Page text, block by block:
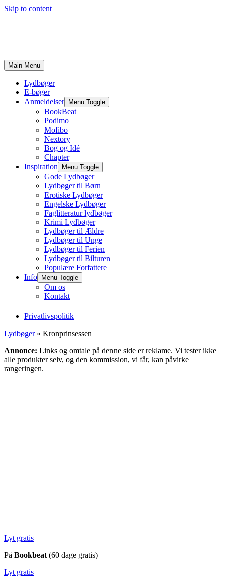
Skip to content
Main Menu
Lydbøger
E-bøger
Anmeldelser
Menu Toggle
BookBeat
Podimo
Mofibo
Nextory
Bog og Idé
Chapter
Inspiration
Menu Toggle
Gode Lydbøger
Lydbøger til Børn
Erotiske Lydbøger
Engelske Lydbøger
Faglitteratur lydbøger
Krimi Lydbøger
Lydbøger til Ældre
Lydbøger til Unge
Lydbøger til Ferien
Lydbøger til Bilturen
Populære Forfattere
Info
Menu Toggle
Om os
Kontakt
Privatlivspolitik
Lydbøger» Kronprinsessen
Annonce: Links og omtale på denne side er reklame. Vi tester ikke
alle produkter selv, og den kommission, vi får, kan påvirke
rangeringen.
Lyt gratis
På Bookbeat (60 dage gratis)
Lyt gratis